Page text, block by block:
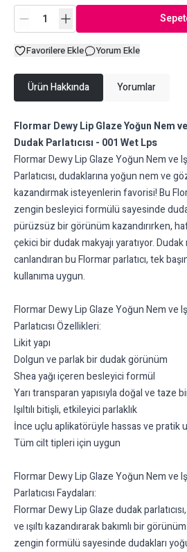
Favorilere Ekle Yorum Ekle
Ürün Hakkında Yorumlar
Flormar Dewy Lip Glaze Yoğun Nem
Dudak Parlatıcısı - 001 Wet Lps
Flormar Dewy Lip Glaze Yoğun Nem ve
Parlatıcısı, dudaklarına yoğun nem ve
kazandırmak isteyenlerin favorisi! Bu
zengin besleyici formülü sayesinde
pürüzsüz bir görünüm kazandırırken,
çekici bir dudak makyajı yaratıyor. Dudak
canlandıran bu Flormar parlatıcı, tek
kullanıma uygun.
Flormar Dewy Lip Glaze Yoğun Nem ve
Parlatıcısı Özellikleri:
Likit yapı
Dolgun ve parlak bir dudak görünüm
Shea yağı içeren besleyici formül
Yarı transparan yapısıyla doğal ve taze
Işıltılı bitişli, etkileyici parlaklık
İnce uçlu aplikatörüyle hassas ve pratik
Tüm cilt tipleri için uygun
Flormar Dewy Lip Glaze Yoğun Nem ve
Parlatıcısı Faydaları:
Flormar Dewy Lip Glaze dudak
ve ışıltı kazandırarak bakımlı bir
zengin formülü sayesinde dudakları